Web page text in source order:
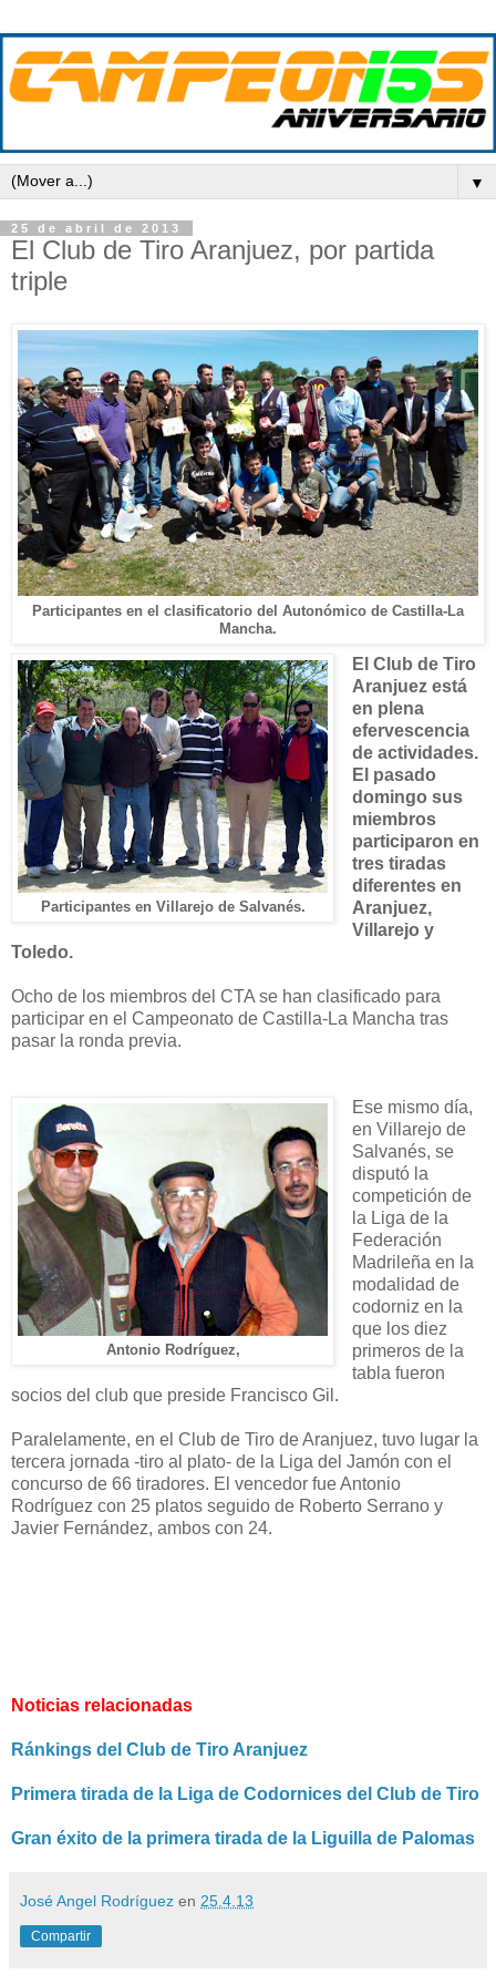
▼
25 de abril de 2013
El Club de Tiro Aranjuez, por partida
triple
Participantes en el clasificatorio del Autonómico de Castilla-La
Mancha.
Participantes en Villarejo de Salvanés.
El Club de Tiro
Aranjuez está
en plena
efervescencia
de actividades.
El pasado
domingo sus
miembros
participaron en
tres tiradas
diferentes en
Aranjuez,
Villarejo y
Toledo.
Ocho de los miembros del CTA se han clasificado para
participar en el Campeonato de Castilla-La Mancha tras
pasar la ronda previa.
Antonio Rodríguez,
Ese mismo día,
en Villarejo de
Salvanés, se
disputó la
competición de
la Liga de la
Federación
Madrileña en la
modalidad de
codorniz en la
que los diez
primeros de la
tabla fueron
socios del club que preside Francisco Gil.
Paralelamente, en el Club de Tiro de Aranjuez, tuvo lugar la
tercera jornada -tiro al plato- de la Liga del Jamón con el
concurso de 66 tiradores. El vencedor fue Antonio
Rodríguez con 25 platos seguido de Roberto Serrano y
Javier Fernández, ambos con 24.
Noticias relacionadas
Ránkings del Club de Tiro Aranjuez
Primera tirada de la Liga de Codornices del Club de Tiro
Gran éxito de la primera tirada de la Liguilla de Palomas
José Angel Rodríguez en 25.4.13
Compartir